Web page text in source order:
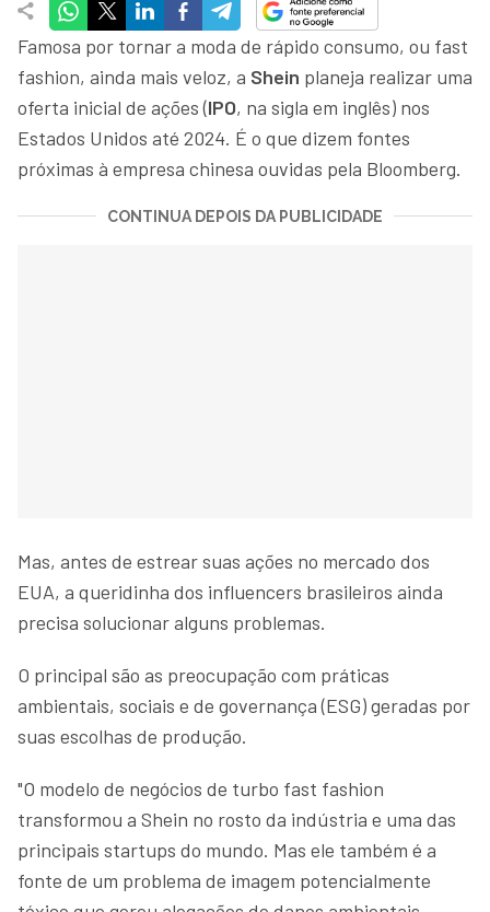
Famosa por tornar a moda de rápido consumo, ou fast
fashion, ainda mais veloz, a Shein planeja realizar uma
oferta inicial de ações (IPO, na sigla em inglês) nos
Estados Unidos até 2024. É o que dizem fontes
próximas à empresa chinesa ouvidas pela Bloomberg.
CONTINUA DEPOIS DA PUBLICIDADE
Mas, antes de estrear suas ações no mercado dos
EUA, a queridinha dos influencers brasileiros ainda
precisa solucionar alguns problemas.
O principal são as preocupação com práticas
ambientais, sociais e de governança (ESG) geradas por
suas escolhas de produção.
"O modelo de negócios de turbo fast fashion
transformou a Shein no rosto da indústria e uma das
principais startups do mundo. Mas ele também é a
fonte de um problema de imagem potencialmente